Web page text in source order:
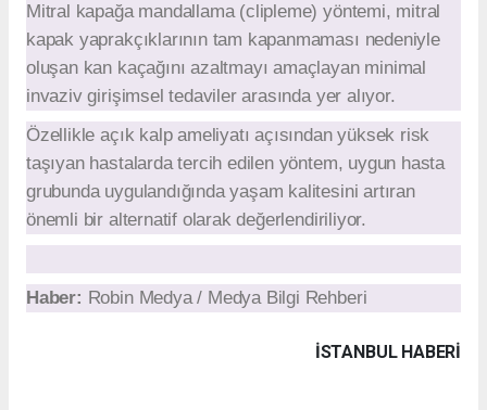
Mitral kapağa mandallama (clipleme) yöntemi, mitral
kapak yaprakçıklarının tam kapanmaması nedeniyle
oluşan kan kaçağını azaltmayı amaçlayan minimal
invaziv girişimsel tedaviler arasında yer alıyor.
Özellikle açık kalp ameliyatı açısından yüksek risk
taşıyan hastalarda tercih edilen yöntem, uygun hasta
grubunda uygulandığında yaşam kalitesini artıran
önemli bir alternatif olarak değerlendiriliyor.
Haber: Robin Medya / Medya Bilgi Rehberi
İSTANBUL HABERİ